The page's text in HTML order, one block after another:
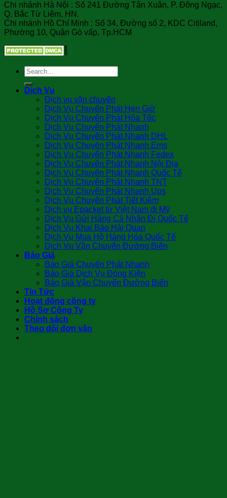
Chi nhánh Hà Nội : Số 241 Đường Tân Xuân, P. Đông Ngạc,
Q. Bắc Từ Liêm, HN.
Chi nhánh Hồ Chí Minh : Số 34, Đường số 2, KDC Citiland,
Phường 10, Quận Gò vấp, Tp.HCM
Dịch Vụ
Dịch vụ vận chuyển
Dịch Vụ Chuyển Phát Hẹn Giờ
Dịch Vụ Chuyển Phát Hỏa Tốc
Dịch Vụ Chuyển Phát Nhanh
Dịch Vụ Chuyển Phát Nhanh DHL
Dịch Vụ Chuyển Phát Nhanh Ems
Dịch Vụ Chuyển Phát Nhanh Fedex
Dịch Vụ Chuyển Phát Nhanh Nội Địa
Dịch Vụ Chuyển Phát Nhanh Quốc Tế
Dịch Vụ Chuyển Phát Nhanh TNT
Dịch Vụ Chuyển Phát Nhanh Ups
Dịch Vụ Chuyển Phát Tiết Kiệm
Dịch vụ Epacket từ Việt Nam đi Mỹ
Dịch Vụ Gửi Hàng Cá Nhân Đi Quốc Tế
Dịch Vụ Khai Báo Hải Quan
Dịch Vụ Mua Hộ Hàng Hóa Quốc Tế
Dịch Vụ Vận Chuyển Đường Biển
Báo Giá
Báo Giá Chuyển Phát Nhanh
Báo Giá Dịch Vụ Đóng Kiện
Báo Giá Vận Chuyển Đường Biển
Tin Tức
Hoạt động công ty
Hồ Sơ Công Ty
Chính sách
Theo dõi đơn vận